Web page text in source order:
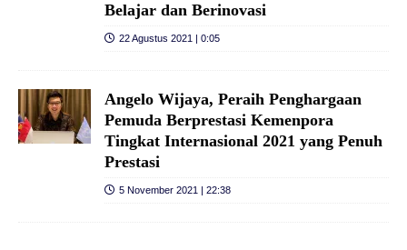
Belajar dan Berinovasi
22 Agustus 2021 | 0:05
Angelo Wijaya, Peraih Penghargaan
Pemuda Berprestasi Kemenpora
Tingkat Internasional 2021 yang Penuh
Prestasi
5 November 2021 | 22:38